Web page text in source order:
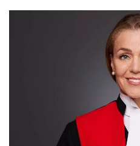
Bien à vous,
La Rédaction de Droit-inc.com